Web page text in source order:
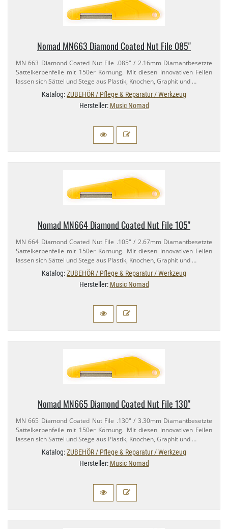
Nomad MN663 Diamond Coated Nut File 085"
MN 663 Diamond Coated Nut File .085" / 2.​16mm Diamantbesetzte
Sattelkerbenfeile mit 150er Körnung. Mit diesen innovativen Feilen
lassen sich Sättel und Stege aus Plastik, Knochen, Graphit und …
Katalog:ZUBEHÖR / Pflege & Reparatur / Werkzeug
Hersteller: Music Nomad
Nomad MN664 Diamond Coated Nut File 105"
MN 664 Diamond Coated Nut File .105" / 2.​67mm Diamantbesetzte
Sattelkerbenfeile mit 150er Körnung. Mit diesen innovativen Feilen
lassen sich Sättel und Stege aus Plastik, Knochen, Graphit und …
Katalog:ZUBEHÖR / Pflege & Reparatur / Werkzeug
Hersteller: Music Nomad
Nomad MN665 Diamond Coated Nut File 130"
MN 665 Diamond Coated Nut File .130" / 3.​30mm Diamantbesetzte
Sattelkerbenfeile mit 150er Körnung. Mit diesen innovativen Feilen
lassen sich Sättel und Stege aus Plastik, Knochen, Graphit und …
Katalog:ZUBEHÖR / Pflege & Reparatur / Werkzeug
Hersteller: Music Nomad